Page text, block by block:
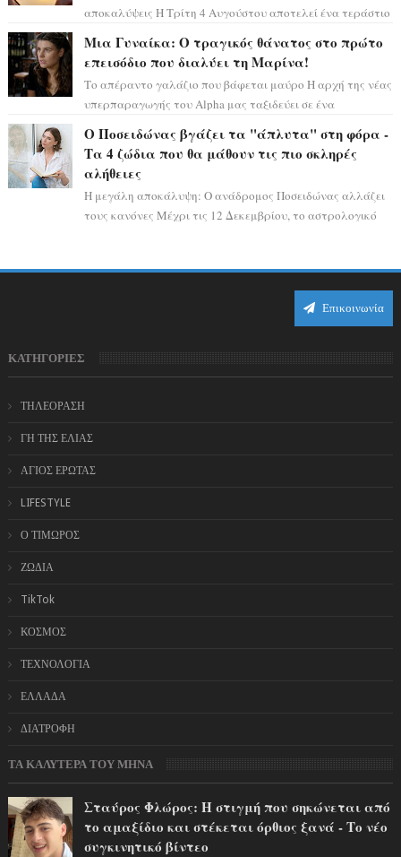
αποκαλύψεις Η Τρίτη 4 Αυγούστου αποτελεί ένα τεράστιο
Μια Γυναίκα: Ο τραγικός θάνατος στο πρώτο
επεισόδιο που διαλύει τη Μαρίνα!
Το απέραντο γαλάζιο που βάφεται μαύρο Η αρχή της νέας
υπερπαραγωγής του Alpha μας ταξιδεύει σε ένα
Ο Ποσειδώνας βγάζει τα "άπλυτα" στη φόρα -
Τα 4 ζώδια που θα μάθουν τις πιο σκληρές
αλήθειες
Η μεγάλη αποκάλυψη: Ο ανάδρομος Ποσειδώνας αλλάζει
τους κανόνες Μέχρι τις 12 Δεκεμβρίου, το αστρολογικό
Επικοινωνία
ΚΑΤΗΓΟΡΙΕΣ
ΤΗΛΕΟΡΑΣΗ
ΓΗ ΤΗΣ ΕΛΙΑΣ
ΑΓΙΟΣ ΕΡΩΤΑΣ
LIFESTYLE
Ο ΤΙΜΩΡΟΣ
ΖΩΔΙΑ
TikTok
ΚΟΣΜΟΣ
ΤΕΧΝΟΛΟΓΙΑ
ΕΛΛΑΔΑ
ΔΙΑΤΡΟΦΗ
ΤΑ ΚΑΛΥΤΕΡΑ ΤΟΥ ΜΗΝΑ
Σταύρος Φλώρος: Η στιγμή που σηκώνεται από
το αμαξίδιο και στέκεται όρθιος ξανά - Το νέο
συγκινητικό βίντεο